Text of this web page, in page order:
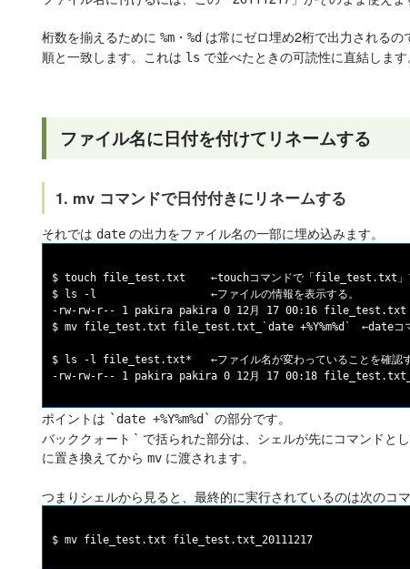
桁数を揃えるために %m ・ %d は常にゼロ埋め2桁で出力される
順と一致します。これは ls で並べたときの可読性に直結します。
ファイル名に日付を付けてリネームする
1. mv コマンドで日付付きにリネームする
それでは date の出力をファイル名の一部に埋め込みます。
$ touch file_test.txt    ←touchコマンドで「file_test.txt」フ
$ ls -l                  ←ファイルの情報を表示する。
-rw-rw-r-- 1 pakira pakira 0 12月 17 00:16 file_test.txt
$ mv file_test.txt file_test.txt_`date +%Y%m%d`　←dateコマ
$ ls -l file_test.txt*   ←ファイル名が変わっていることを確認す
ポイントは `date +%Y%m%d` の部分です。
バッククォート ` で括られた部分は、シェルが先にコマンドと
に置き換えてから mv に渡されます。
つまりシェルから見ると、最終的に実行されているのは次のコマ